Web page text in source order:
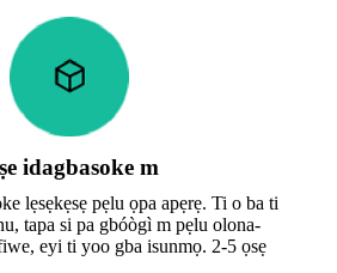
idagbasoke m
lẹsẹkẹsẹ pẹlu ọpa apẹrẹ. Ti o ba ti
tapa si pa gbóògì m pẹlu olona-
eyi ti yoo gba isunmọ. 2-5 ọsẹ